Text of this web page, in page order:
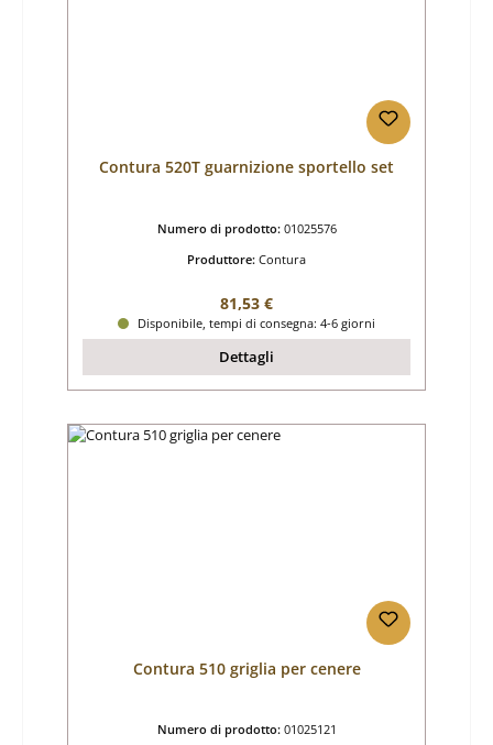
Contura 520T guarnizione sportello set
Numero di prodotto: 01025576
Produttore: Contura
Prezzo normale:
81,53 €
Disponibile, tempi di consegna: 4-6 giorni
Dettagli
Contura 510 griglia per cenere
Numero di prodotto: 01025121